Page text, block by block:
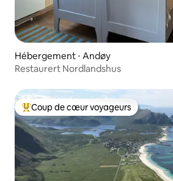
Hébergement ⋅ Andøy
Restaurert Nordlandshus
Coups de cœur voyageurs les plus
Coup de cœur voyageurs